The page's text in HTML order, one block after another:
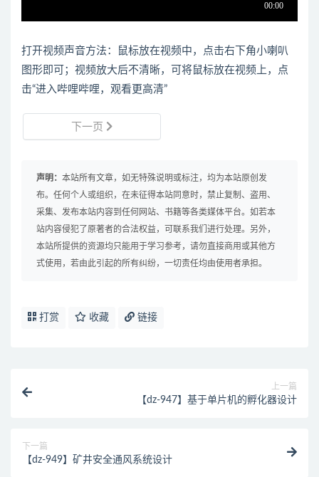
打开视频声音方法：鼠标放在视频中，点击右下角小喇叭
图形即可；视频放大后不清晰，可将鼠标放在视频上，点
击“进入哔哩哔哩，观看更高清”
下一页
声明： 本站所有文章，如无特殊说明或标注，均为本站原创发
布。任何个人或组织，在未征得本站同意时，禁止复制、盗用、
采集、发布本站内容到任何网站、书籍等各类媒体平台。如若本
站内容侵犯了原著者的合法权益，可联系我们进行处理。另外，
本站所提供的资源均只能用于学习参考，请勿直接商用或其他方
式使用，若由此引起的所有纠纷，一切责任均由使用者承担。
打赏 收藏 链接
上一篇
【dz-947】基于单片机的孵化器设计
下一篇
【dz-949】矿井安全通风系统设计